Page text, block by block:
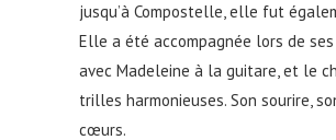
jusqu’à Compostelle, elle fut
Elle a été accompagnée lors de
avec Madeleine à la guitare, et le
trilles harmonieuses. Son sourire,
cœurs.